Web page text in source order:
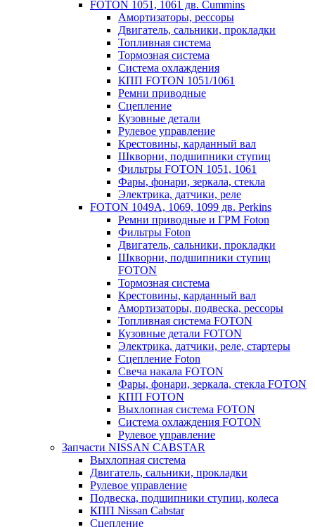
FOTON 1051, 1061 дв. Cummins
Амортизаторы, рессоры
Двигатель, сальники, прокладки
Топливная система
Тормозная система
Система охлаждения
КПП FOTON 1051/1061
Ремни приводные
Сцепление
Кузовные детали
Рулевое управление
Крестовины, карданный вал
Шкворни, подшипники ступиц
Фильтры FOTON 1051, 1061
Фары, фонари, зеркала, стекла
Электрика, датчики, реле
FOTON 1049A, 1069, 1099 дв. Perkins
Ремни приводные и ГРМ Foton
Фильтры Foton
Двигатель, сальники, прокладки
Шкворни, подшипники ступиц
FOTON
Тормозная система
Крестовины, карданный вал
Амортизаторы, подвеска, рессоры
Топливная система FOTON
Кузовные детали FOTON
Электрика, датчики, реле, стартеры
Сцепление Foton
Свеча накала FOTON
Фары, фонари, зеркала, стекла FOTON
КПП FOTON
Выхлопная система FOTON
Система охлаждения FOTON
Рулевое управление
Запчасти NISSAN CABSTAR
Выхлопная система
Двигатель, сальники, прокладки
Рулевое управление
Подвеска, подшипники ступиц, колеса
КПП Nissan Cabstar
Сцепление